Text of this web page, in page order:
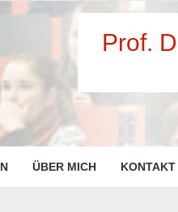
Prof.
ÜBER MICH KONTAKT